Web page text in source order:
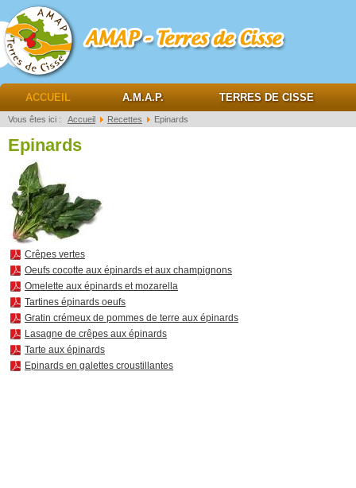
AMAP Terres de cisse
ACCUEIL A.M.A.P. TERRES DE CISSE
Vous êtes ici : Accueil Recettes Epinards
Epinards
Crêpes vertes
Oeufs cocotte aux épinards et aux champignons
Omelette aux épinards et mozarella
Tartines épinards oeufs
Gratin crémeux de pommes de terre aux épinards
Lasagne de crêpes aux épinards
Tarte aux épinards
Epinards en galettes croustillantes